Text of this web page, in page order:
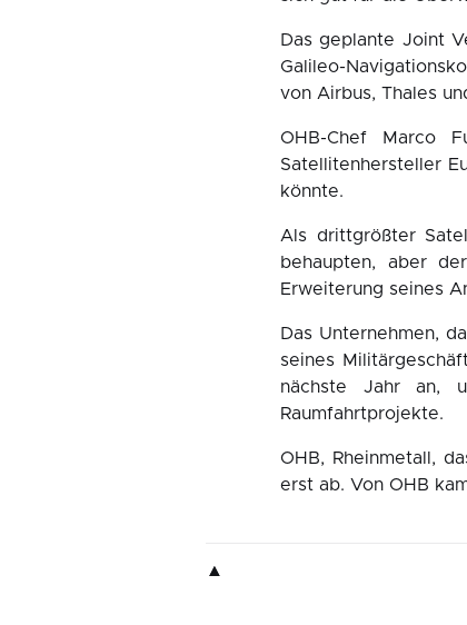
Das geplante Joint
Galileo-
von Airbus, Thales
OHB-Chef Marco
Satellitenhersteller
könnte.
Als drittgrößter
behaupten, aber
Erweiterung seines
Das Unternehmen,
seines
nächste Jahr an,
Raumfahrtprojekte.
OHB, Rheinmetall,
erst ab. Von OHB
▲
▲